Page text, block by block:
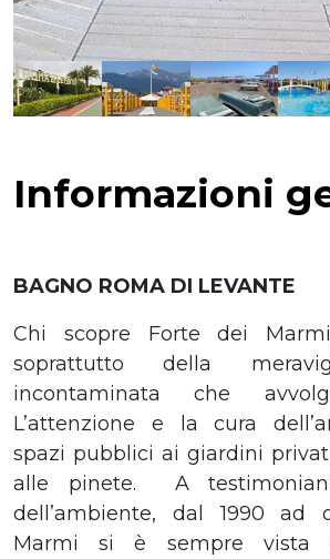
Informazioni
BAGNO ROMA DI LEVANTE
Chi scopre Forte dei
soprattutto della
incontaminata che
L’attenzione e la cura
spazi pubblici ai giardini
alle pinete. A
dell’ambiente, dal 1990 ad
Marmi si è sempre vista